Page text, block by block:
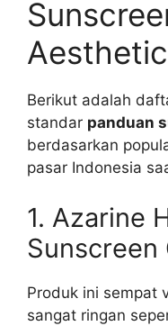
Berikut adalah
standar panduan
berdasarkan
pasar Indonesia
1. Azarine
Sunscreen
Produk ini sempat
sangat ringan